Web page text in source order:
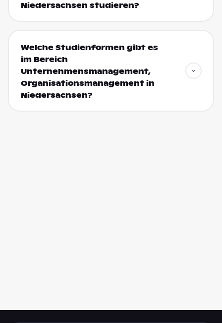
Niedersachsen studieren?
Welche Studienformen gibt es
im Bereich
Unternehmensmanagement,
Organisationsmanagement in
Niedersachsen?